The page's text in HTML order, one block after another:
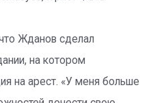
Жданов сделал
на котором
на арест. «У меня больше